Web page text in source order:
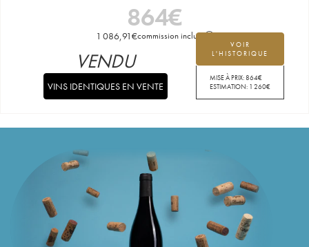
864€
1 086,91€commission incluse
VOIR
L'HISTORIQUE
MISE À PRIX:864€
ESTIMATION: 1 260€
VENDU
VINS IDENTIQUES EN VENTE